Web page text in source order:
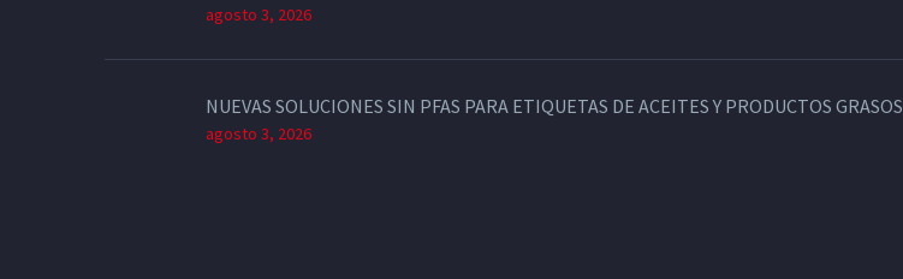
agosto 3, 2026
NUEVAS SOLUCIONES SIN PFAS PARA ETIQUETAS DE ACEITES Y PRODUCTOS GRASOS
agosto 3, 2026